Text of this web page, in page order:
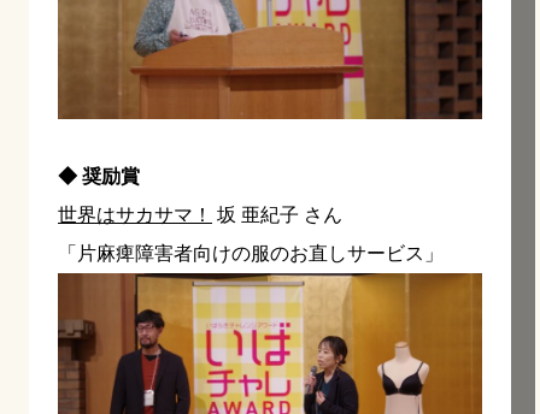
◆ 奨励賞
世界はサカサマ！
坂 亜紀子 さん
「片麻痺障害者向けの服のお直しサービス」